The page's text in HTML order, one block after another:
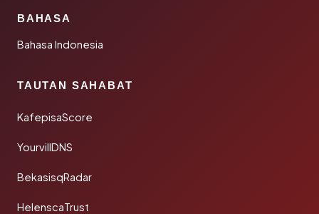
BAHASA
Bahasa Indonesia
TAUTAN SAHABAT
KafepisaScore
YourvillDNS
BekasisqRadar
HelenscaTrust